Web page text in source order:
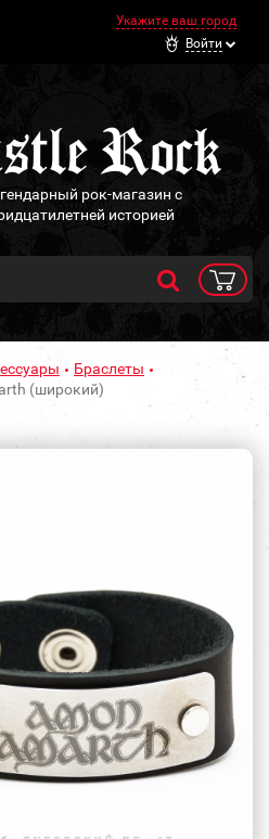
Укажите ваш город
Войти
рок-магазин с
историей
Браслеты
(широкий)